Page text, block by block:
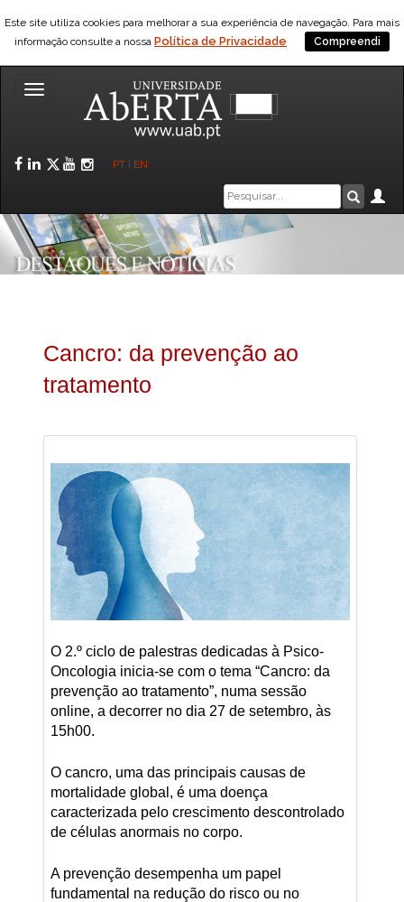
Este site utiliza cookies para melhorar a sua experiência de navegação. Para mais
informação consulte a nossa Política de Privacidade Compreendi
Toggle
Facebook
LinkedIn
Twitter
YouTube
Instagram
PT EN
Caixa
de
pesquisa
Cancro: da prevenção ao
tratamento
O 2.º ciclo de palestras dedicadas à Psico-
Oncologia inicia-se com o tema “Cancro: da
prevenção ao tratamento”, numa sessão
online, a decorrer no dia 27 de setembro, às
15h00.
O cancro, uma das principais causas de
mortalidade global, é uma doença
caracterizada pelo crescimento descontrolado
de células anormais no corpo.
A prevenção desempenha um papel
fundamental na redução do risco ou no